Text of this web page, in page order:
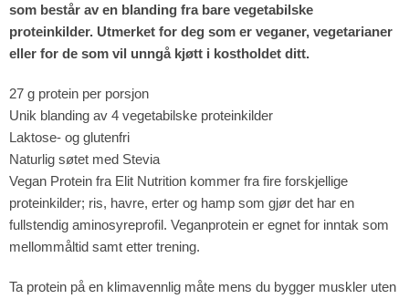
som består av en blanding fra bare vegetabilske
proteinkilder. Utmerket for deg som er veganer, vegetarianer
eller for de som vil unngå kjøtt i kostholdet ditt.
27 g protein per porsjon
Unik blanding av 4 vegetabilske proteinkilder
Laktose- og glutenfri
Naturlig søtet med Stevia
Vegan Protein fra Elit Nutrition kommer fra fire forskjellige
proteinkilder; ris, havre, erter og hamp som gjør det har en
fullstendig aminosyreprofil. Veganprotein er egnet for inntak som
mellommåltid samt etter trening.
Ta protein på en klimavennlig måte mens du bygger muskler uten